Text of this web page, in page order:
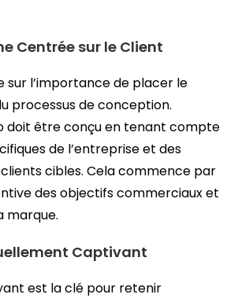
Centrée sur le Client
sur l’importance de placer le
processus de conception.
doit être conçu en tenant compte
de l’entreprise et des
cibles. Cela commence par
des objectifs commerciaux et
marque.
Captivant
est la clé pour retenir